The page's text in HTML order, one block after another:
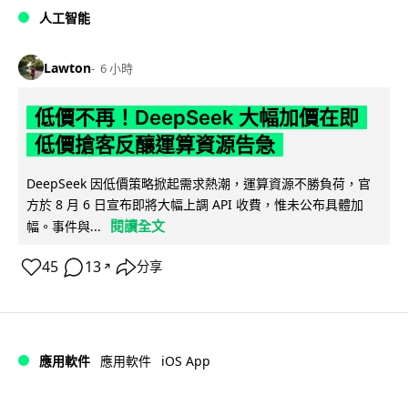
人工智能
Lawton 6 小時
低價不再！DeepSeek 大幅加價在即
低價搶客反釀運算資源告急
DeepSeek 因低價策略掀起需求熱潮，運算資源不勝負荷，官
方於 8 月 6 日宣布即將大幅上調 API 收費，惟未公布具體加
幅。事件與...
閱讀全文
45 13 ↗ 分享
應用軟件 應用軟件 iOS App